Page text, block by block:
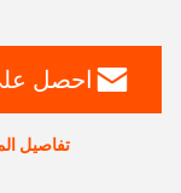
احصل
تفاصيل